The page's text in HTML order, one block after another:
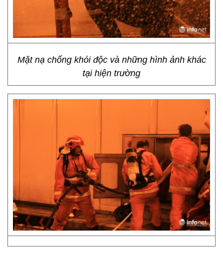
Mặt nạ chống khói độc và những hình ảnh khác
tại hiện trường